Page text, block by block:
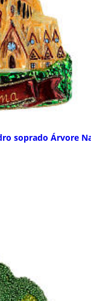
soprado Árvore